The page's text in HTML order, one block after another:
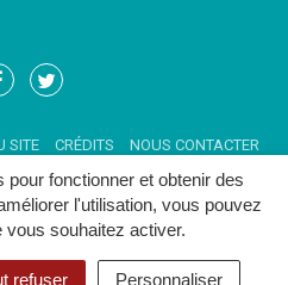
fonctionner et obtenir des
l'utilisation, vous pouvez
vous souhaitez activer.
refuser Personnaliser
Lien
compte
Facebook
Lien
compte
Twitter
SITE CRÉDITS NOUS CONTACTER